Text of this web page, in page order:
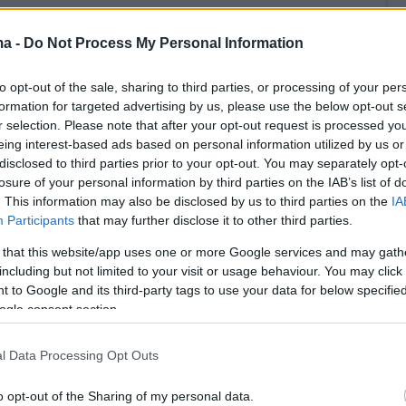
- Do Not Process My Personal Information
opt-out of the sale, sharing to third parties, or processing of your
for targeted advertising by us, please use the below opt-out
selection. Please note that after your opt-out request is processed
interest-based ads based on personal information utilized by us
to third parties prior to your opt-out. You may separately
of your personal information by third parties on the IAB’s list of
This information may also be disclosed by us to third parties on the
Participants that may further disclose it to other third parties.
that this website/app uses one or more Google services and may
but not limited to your visit or usage behaviour. You may
to Google and its third-party tags to use your data for below
consent section.
Data Processing Opt Outs
opt-out of the Sharing of my personal data.
δημοσίευση στο Instagram.
κοινοποιήθηκε από το χρήστη Marinela Zyla (@marinelazyla)